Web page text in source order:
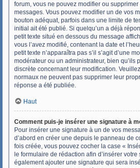
forum, vous ne pouvez modifier ou
messages. Vous pouvez modifier un de vos
bouton adéquat, parfois dans une limite de
initial ait été publié. Si quelqu’un a déjà
petit texte situé en dessous du message
vous l’avez modifié, contenant la date et
petit texte n’apparaîtra pas s’il s’agit d’une
modérateur ou un administrateur, bien qu’ils
discrète concernant leur modification.
normaux ne peuvent pas supprimer leur
réponse a été publiée.
Haut
Comment puis-je insérer une signature à
Pour insérer une signature à un de vos
d’abord en créer une depuis le panneau de
fois créée, vous pouvez cocher la case «
le formulaire de rédaction afin d’insérer
également ajouter une signature qui sera